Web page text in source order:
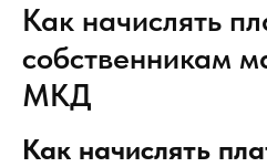
Как начислять
собственникам
МКД
Как начислять